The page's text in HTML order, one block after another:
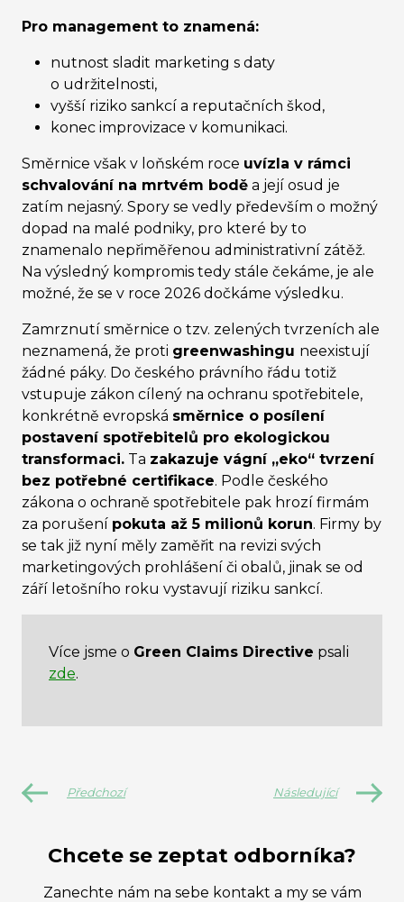
Pro management to znamená:
nutnost sladit marketing s daty
o udržitelnosti,
vyšší riziko sankcí a reputačních škod,
konec improvizace v komunikaci.
Směrnice však v loňském roce uvízla v rámci
schvalování na mrtvém bodě a její osud je
zatím nejasný. Spory se vedly především o možný
dopad na malé podniky, pro které by to
znamenalo nepřiměřenou administrativní zátěž.
Na výsledný kompromis tedy stále čekáme, je ale
možné, že se v roce 2026 dočkáme výsledku.
Zamrznutí směrnice o tzv. zelených tvrzeních ale
neznamená, že proti greenwashingu neexistují
žádné páky. Do českého právního řádu totiž
vstupuje zákon cílený na ochranu spotřebitele,
konkrétně evropská směrnice o posílení
postavení spotřebitelů pro ekologickou
transformaci. Ta zakazuje vágní „eko“ tvrzení
bez potřebné certifikace. Podle českého
zákona o ochraně spotřebitele pak hrozí firmám
za porušení pokuta až 5 milionů korun. Firmy by
se tak již nyní měly zaměřit na revizi svých
marketingových prohlášení či obalů, jinak se od
září letošního roku vystavují riziku sankcí.
Více jsme o Green Claims Directive psali
zde.
Předchozí Následující
Chcete se zeptat odborníka?
Zanechte nám na sebe kontakt a my se vám